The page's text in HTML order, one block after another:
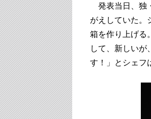
発表当日、独
がえしていた。
箱を作り上げる
して、新しいが
す！」とシェフ